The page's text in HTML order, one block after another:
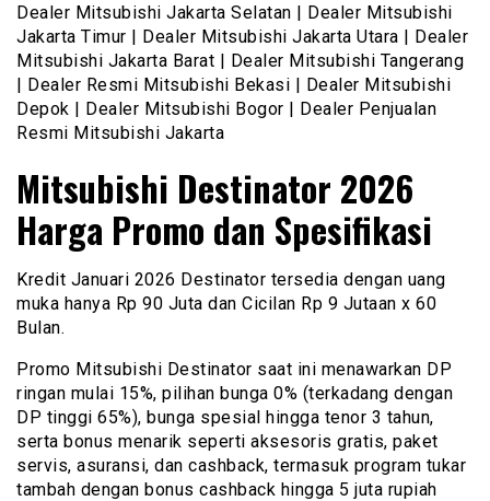
Dealer Mitsubishi Jakarta Selatan | Dealer Mitsubishi
Jakarta Timur | Dealer Mitsubishi Jakarta Utara | Dealer
Mitsubishi Jakarta Barat | Dealer Mitsubishi Tangerang
| Dealer Resmi Mitsubishi Bekasi | Dealer Mitsubishi
Depok | Dealer Mitsubishi Bogor | Dealer Penjualan
Resmi Mitsubishi Jakarta
Mitsubishi Destinator 2026
Harga Promo dan Spesifikasi
Kredit Januari 2026 Destinator tersedia dengan uang
muka hanya Rp 90 Juta dan Cicilan Rp 9 Jutaan x 60
Bulan.
Promo Mitsubishi Destinator saat ini menawarkan DP
ringan mulai 15%, pilihan bunga 0% (terkadang dengan
DP tinggi 65%), bunga spesial hingga tenor 3 tahun,
serta bonus menarik seperti aksesoris gratis, paket
servis, asuransi, dan cashback, termasuk program tukar
tambah dengan bonus cashback hingga 5 juta rupiah